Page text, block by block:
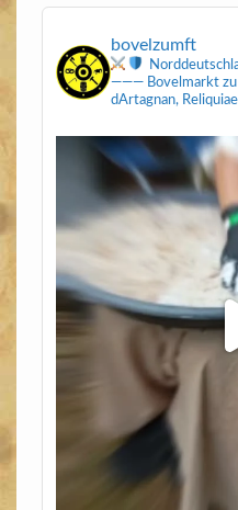
bovelzumft
——— Bovelmarkt
dArtagnan,